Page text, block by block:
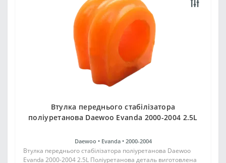
Втулка переднього стабілізатора
поліуретанова Daewoo Evanda 2000-2004 2.5L
Daewoo • Evanda • 2000-2004
Втулка переднього стабілізатора поліуретанова Daewoo
Evanda 2000-2004 2.5L Поліуретанова деталь виготовлена